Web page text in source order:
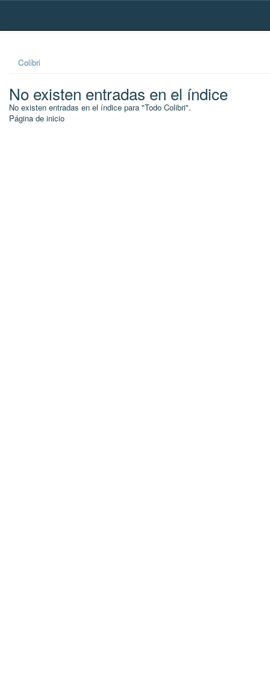
Skip
Colibri
No existen entradas en el índice
No existen entradas en el índice para "Todo Colibri".
Página de inicio